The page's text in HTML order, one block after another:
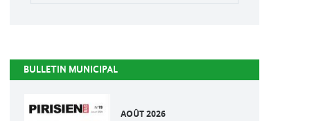
BULLETIN MUNICIPAL
AOÛT 2026